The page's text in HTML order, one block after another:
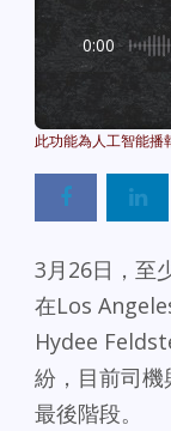
0:00
3月26日，至
在Los
Hydee
紛，目前司
最後階段。